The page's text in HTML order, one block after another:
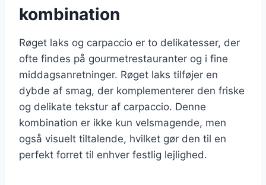
kombination
Røget laks og carpaccio er to delikatesser, der
ofte findes på gourmetrestauranter og i fine
middagsanretninger. Røget laks tilføjer en
dybde af smag, der komplementerer den friske
og delikate tekstur af carpaccio. Denne
kombination er ikke kun velsmagende, men
også visuelt tiltalende, hvilket gør den til en
perfekt forret til enhver festlig lejlighed.